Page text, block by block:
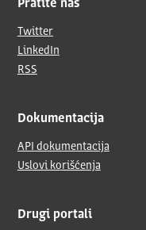
Pratite nas
Twitter
LinkedIn
RSS
Dokumentacija
API dokumentacija
Uslovi korišćenja
Drugi portali